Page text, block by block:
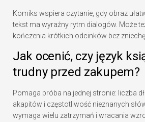
Komiks wspiera czytanie, gdy obraz
tekst ma wyraźny rytm dialogów. Może
kończenia krótkich odcinków bez
Jak ocenić, czy język
trudny przed zakupem?
Pomaga próba na jednej stronie: liczba
akapitów i częstotliwość nieznanych
wymaga wielu zatrzymań i wracania